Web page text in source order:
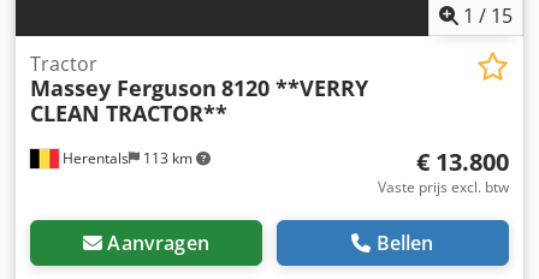
1 / 15
Herentals 113 km
Tractor
Massey Ferguson 8120 **VERRY
CLEAN TRACTOR**
€ 13.800
Vaste prijs excl. btw
Aanvragen Bellen